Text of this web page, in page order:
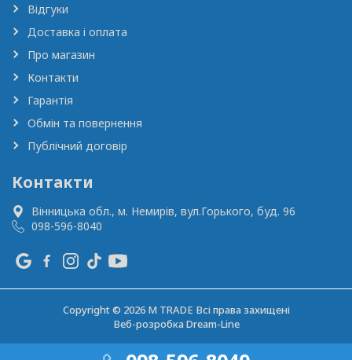
Відгуки
Доставка і оплата
Про магазин
Контакти
Гарантія
Обмін та повернення
Публічний договір
Контакти
Вінницька обл., м. Немирів, вул.Горького, буд. 96
098-596-8040
Copyright © 2026 M TRADE Всі права захищені
Веб-розробкаDream-Line